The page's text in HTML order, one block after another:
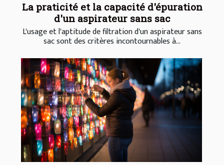
La praticité et la capacité d'épuration
d'un aspirateur sans sac
L'usage et l'aptitude de filtration d'un aspirateur sans
sac sont des critères incontournables à...